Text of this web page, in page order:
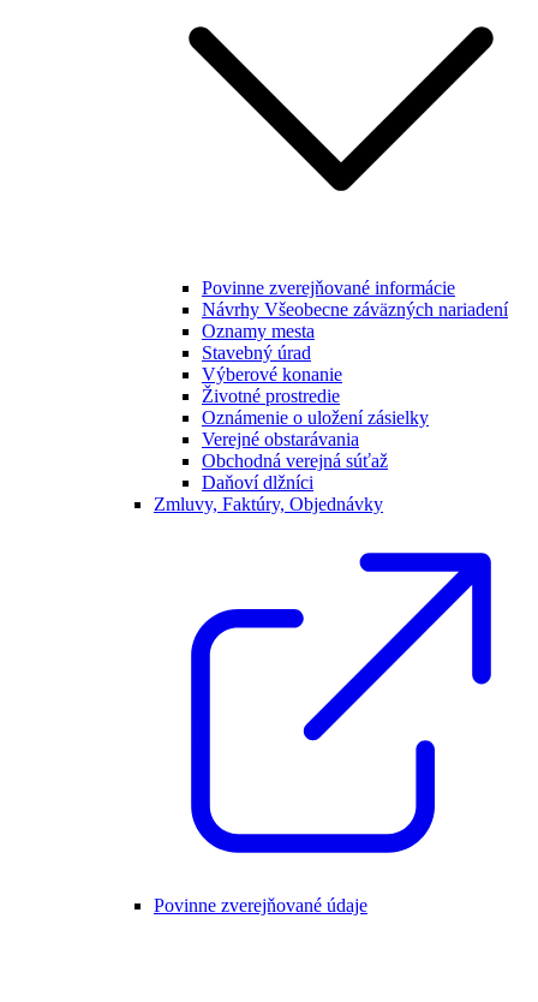
Povinne zverejňované informácie
Návrhy Všeobecne záväzných nariadení
Oznamy mesta
Stavebný úrad
Výberové konanie
Životné prostredie
Oznámenie o uložení zásielky
Verejné obstarávania
Obchodná verejná súťaž
Daňoví dlžníci
Zmluvy, Faktúry, Objednávky
Povinne zverejňované údaje